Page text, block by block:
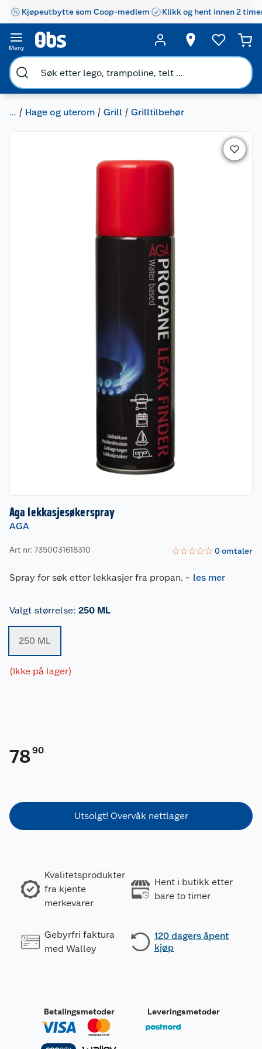
Kjøpeutbytte som Coop-medlem Klikk og hent innen 2
Meny
... Hage og uterom Grill Grilltilbehør
Aga lekkasjesøkerspray
AGA
Art nr: 7350031618310 ☆☆☆☆☆ 0omtaler
Spray for søk etter lekkasjer fra propan. - les mer
Valgt størrelse: 250 ML
250 ML
(Ikke på lager)
7890
Utsolgt! Overvåk nettlager
Kvalitetsprodukter
fra kjente
merkevarer
Hent i butikk etter
bare to timer
Gebyrfri faktura
med Walley
120 dagers åpent
kjøp
Betalingsmetoder Leveringsmetoder